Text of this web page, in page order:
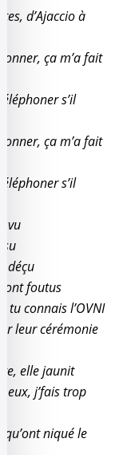
d’Ajaccio à
ça m’a fait
s’il
ça m’a fait
s’il
vu
su
déçu
foutus
tu connais l’OVNI
leur cérémonie
elle jaunit
eux, j’fais trop
qu’ont niqué le